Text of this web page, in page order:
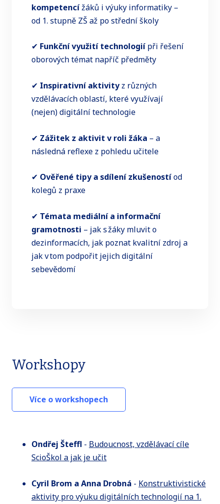
kompetencížáků i výuky informatiky –
od 1. stupně ZŠ až po střední školy
✔ Funkční využití technologiípři řešení
oborových témat napříč předměty
✔ Inspirativní aktivityz různých
vzdělávacích oblastí, které využívají
(nejen) digitální technologie
✔ Zážitek z aktivit v roli žáka – a
následná reflexe z pohledu učitele
✔ Ověřené tipy a sdílení zkušenostíod
kolegů z praxe
✔ Témata mediální a informační
gramotnosti – jak s žáky mluvit o
dezinformacích, jak poznat kvalitní zdroj a
jak v tom podpořit jejich digitální
sebevědomí
Workshopy
Více o workshopech
Ondřej Šteffl - Budoucnost, vzdělávací cíle
ScioŠkol a jak je učit
Cyril Brom a Anna Drobná - Konstruktivistické
aktivity pro výuku digitálních technologií na 1.